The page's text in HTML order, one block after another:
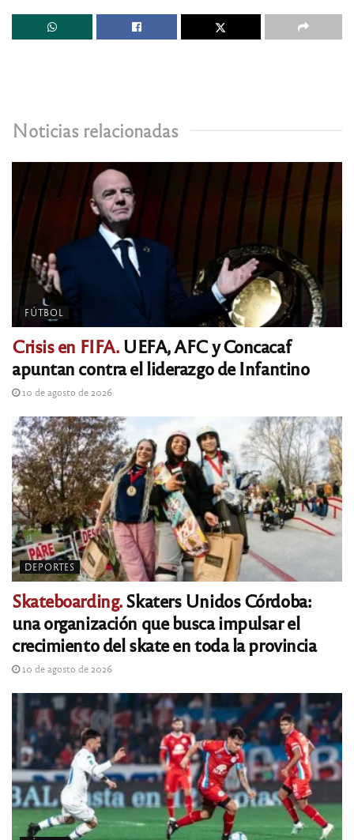
Noticias relacionadas
FÚTBOL
Crisis en FIFA.UEFA, AFC y Concacaf
apuntan contra el liderazgo de Infantino
10 de agosto de 2026
DEPORTES
Skateboarding.Skaters Unidos Córdoba:
una organización que busca impulsar el
crecimiento del skate en toda la provincia
10 de agosto de 2026